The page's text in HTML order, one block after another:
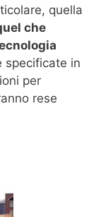
quella
che
specificate in
per
rese